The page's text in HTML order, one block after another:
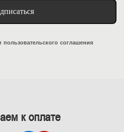
пользовательского соглашения
к оплате